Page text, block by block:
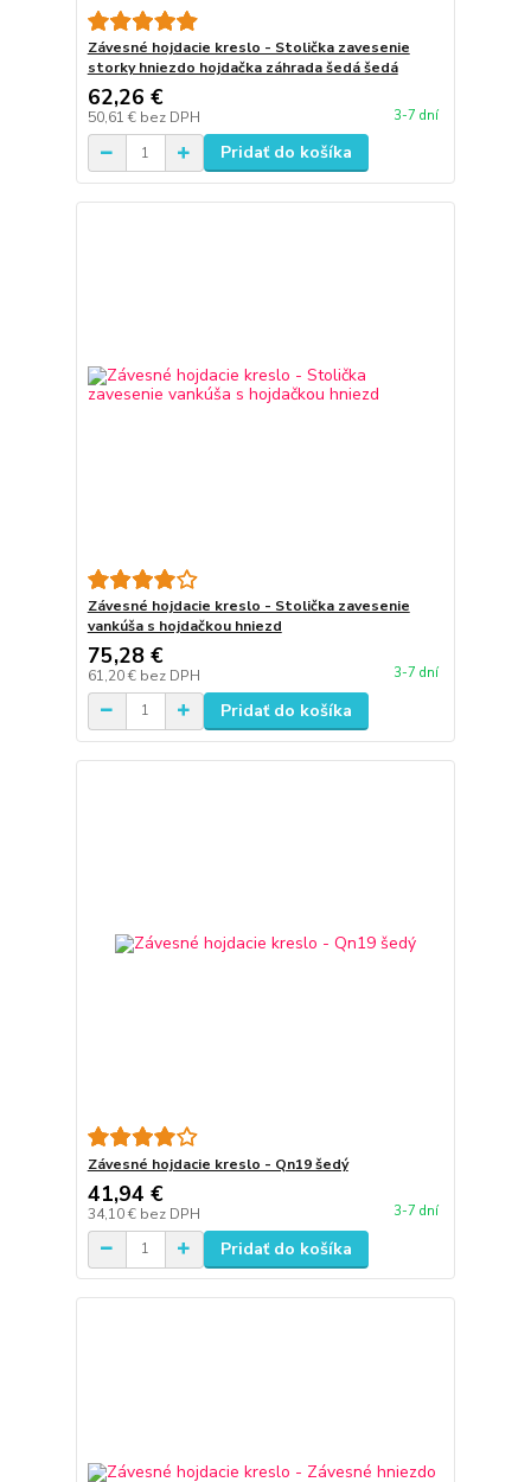
Závesné hojdacie kreslo - Stolička zavesenie
storky hniezdo hojdačka záhrada šedá šedá
62,26 €
50,61 € bez DPH 3-7 dní
Pridať do košíka
Závesné hojdacie kreslo - Stolička zavesenie
vankúša s hojdačkou hniezd
75,28 €
61,20 € bez DPH 3-7 dní
Pridať do košíka
Závesné hojdacie kreslo - Qn19 šedý
41,94 €
34,10 € bez DPH 3-7 dní
Pridať do košíka